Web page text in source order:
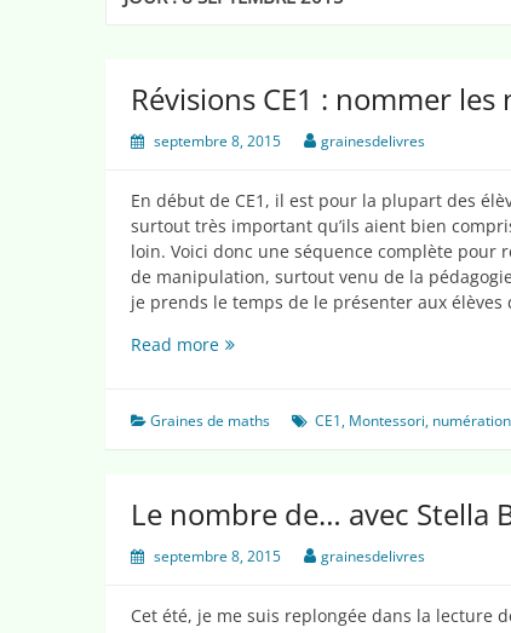
Révisions CE1 : nommer les
septembre 8, 2015 grainesdelivres
En début de CE1, il est pour la plupart des
surtout très important qu’ils aient bien
loin. Voici donc une séquence complète
de manipulation, surtout venu de la
je prends le temps de le présenter aux élèves
Read moreRévisions
nommer
les
99
Graines de maths CE1, Montessori, numération
Le nombre de… avec Stella
septembre 8, 2015 grainesdelivres
Cet été, je me suis replongée dans la lecture